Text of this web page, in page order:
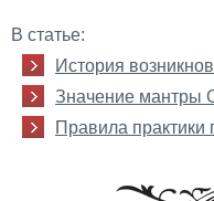
В статье:
История
Значение мантры
Правила практики